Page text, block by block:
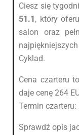
Ciesz się
51.1, który
salon oraz
Cyklad.
Cena czarteru
daje cenę 264
Termin czarteru:
Sprawdź opis